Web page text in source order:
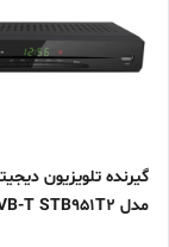
گیرنده تلویزیون
مدل DVB-T STB951T2